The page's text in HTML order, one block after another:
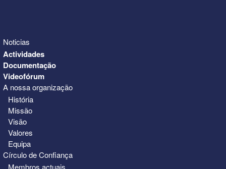
Noticias
Actividades
Documentação
Videofórum
A nossa organização
História
Missão
Visão
Valores
Equipa
Círculo de Confiança
Membros actuais